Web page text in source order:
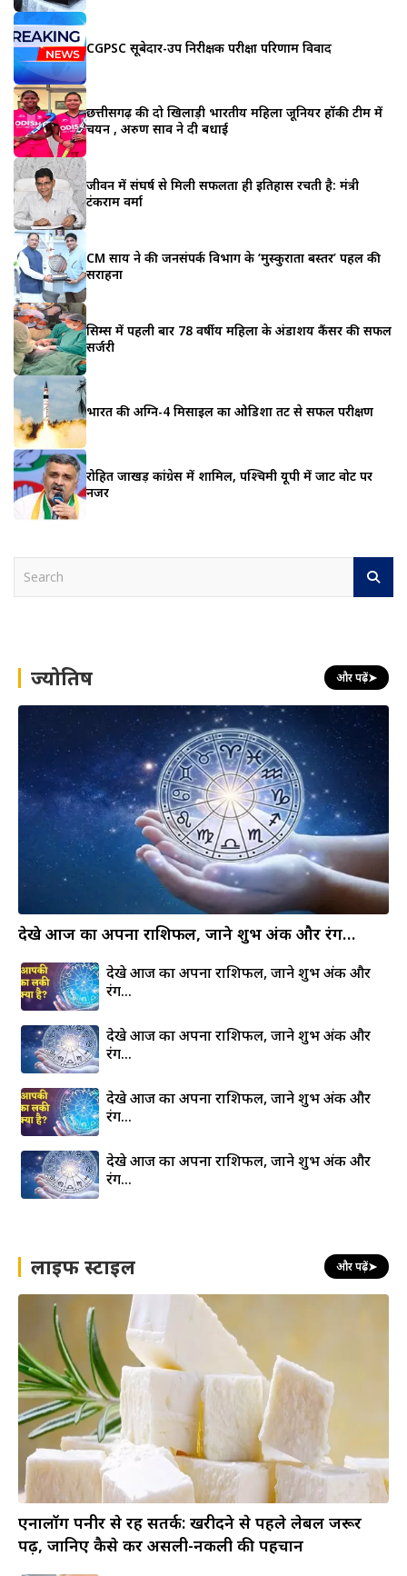
CGPSC सूबेदार-उप निरीक्षक परीक्षा परिणाम विवाद
छत्तीसगढ़ की दो खिलाड़ी भारतीय महिला जूनियर हॉकी टीम में
चयन , अरुण साव ने दी बधाई
जीवन में संघर्ष से मिली सफलता ही इतिहास रचती है: मंत्री
टंकराम वर्मा
CM साय ने की जनसंपर्क विभाग के ‘मुस्कुराता बस्तर’ पहल की
सराहना
सिम्स में पहली बार 78 वर्षीय महिला के अंडाशय कैंसर की सफल
सर्जरी
भारत की अग्नि-4 मिसाइल का ओडिशा तट से सफल परीक्षण
रोहित जाखड़ कांग्रेस में शामिल, पश्चिमी यूपी में जाट वोट पर
नजर
h ज्योतिष और पढ़ें➤
देखे आज का अपना राशिफल, जाने शुभ अंक और रंग…
देखे आज का अपना राशिफल, जाने शुभ अंक और
रंग…
देखे आज का अपना राशिफल, जाने शुभ अंक और
रंग…
देखे आज का अपना राशिफल, जाने शुभ अंक और
रंग…
देखे आज का अपना राशिफल, जाने शुभ अंक और
रंग…
लाइफ स्टाइल और पढ़ें➤
एनालॉग पनीर से रहें सतर्क: खरीदने से पहले लेबल जरूर
पढ़ें, जानिए कैसे करें असली-नकली की पहचान